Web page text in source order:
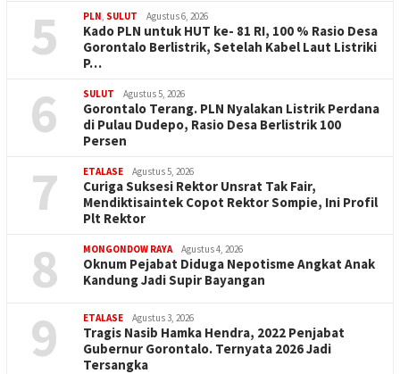
5 PLN, SULUT Agustus 6, 2026
Kado PLN untuk HUT ke- 81 RI, 100 % Rasio Desa
Gorontalo Berlistrik, Setelah Kabel Laut Listriki
P…
6 SULUT Agustus 5, 2026
Gorontalo Terang. PLN Nyalakan Listrik Perdana
di Pulau Dudepo, Rasio Desa Berlistrik 100
Persen
7 ETALASE Agustus 5, 2026
Curiga Suksesi Rektor Unsrat Tak Fair,
Mendiktisaintek Copot Rektor Sompie, Ini Profil
Plt Rektor
8 MONGONDOW RAYA Agustus 4, 2026
Oknum Pejabat Diduga Nepotisme Angkat Anak
Kandung Jadi Supir Bayangan
9 ETALASE Agustus 3, 2026
Tragis Nasib Hamka Hendra, 2022 Penjabat
Gubernur Gorontalo. Ternyata 2026 Jadi
Tersangka